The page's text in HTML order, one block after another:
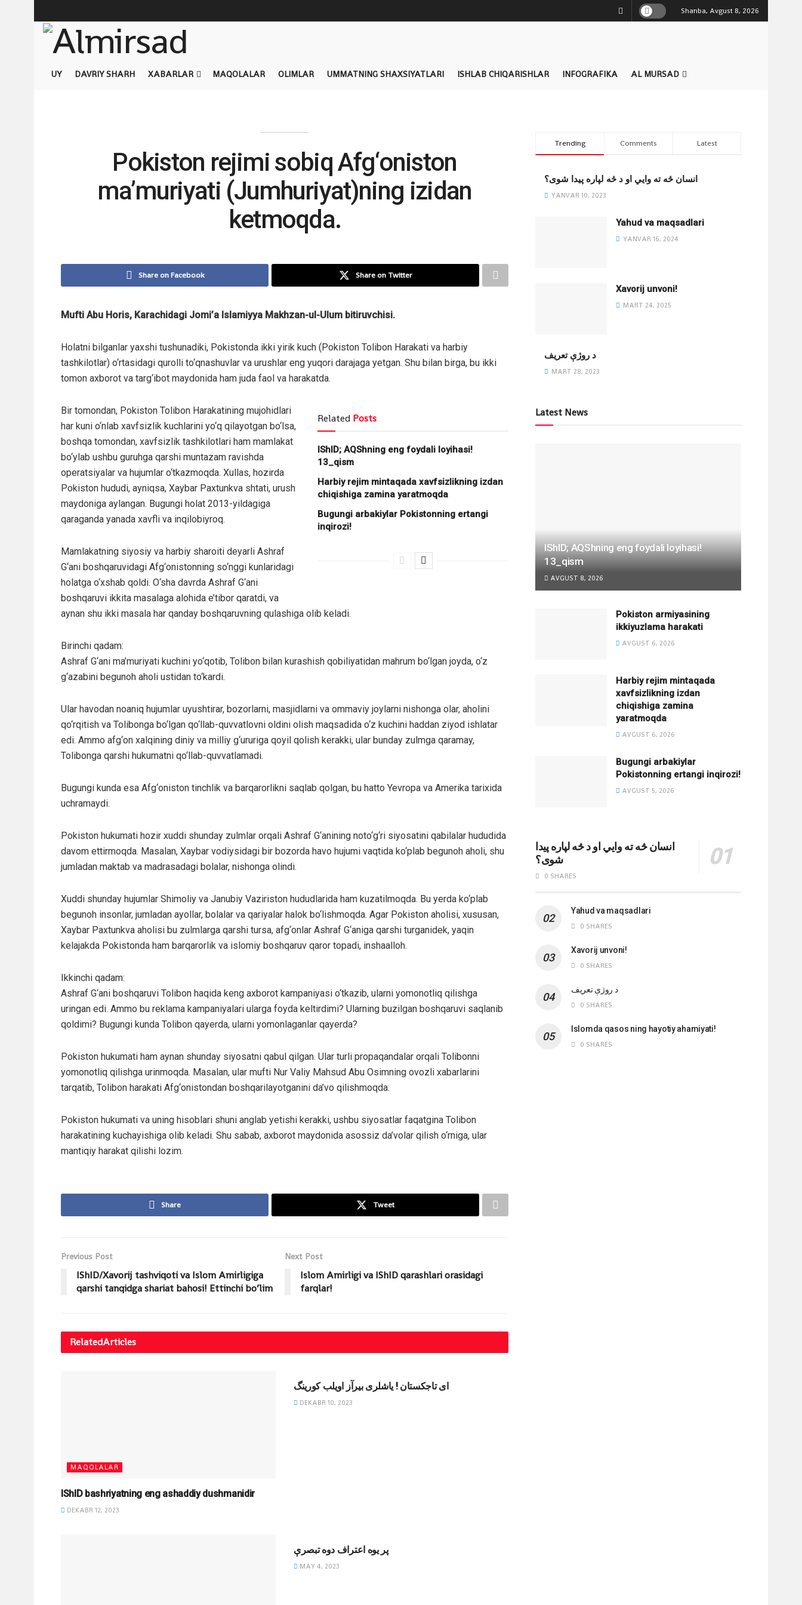
Shanba, Avgust 8, 2026
UY DAVRIY SHARH XABARLAR MAQOLALAR OLIMLAR UMMATNING SHAXSIYATLARI ISHLAB CHIQARISHLAR INFOGRAFIKA AL MURSAD
Pokiston rejimi sobiq Afg‘oniston
ma’muriyati (Jumhuriyat)ning izidan
ketmoqda.
Share on Facebook Share on Twitter
Mufti Abu Horis, Karachidagi Jomi’a Islamiyya Makhzan-ul-Ulum bitiruvchisi.
Holatni bilganlar yaxshi tushunadiki, Pokistonda ikki yirik kuch (Pokiston Tolibon Harakati va harbiy
tashkilotlar) o‘rtasidagi qurolli to‘qnashuvlar va urushlar eng yuqori darajaga yetgan. Shu bilan birga, bu ikki
tomon axborot va targ‘ibot maydonida ham juda faol va harakatda.
Related Posts
IShID; AQShning eng foydali loyihasi!
13_qism
Harbiy rejim mintaqada xavfsizlikning izdan
chiqishiga zamina yaratmoqda
Bugungi arbakiylar Pokistonning ertangi
inqirozi!
Bir tomondan, Pokiston Tolibon Harakatining mujohidlari
har kuni o‘nlab xavfsizlik kuchlarini yo‘q qilayotgan bo‘lsa,
boshqa tomondan, xavfsizlik tashkilotlari ham mamlakat
bo‘ylab ushbu guruhga qarshi muntazam ravishda
operatsiyalar va hujumlar o‘tkazmoqda. Xullas, hozirda
Pokiston hududi, ayniqsa, Xaybar Paxtunkva shtati, urush
maydoniga aylangan. Bugungi holat 2013-yildagiga
qaraganda yanada xavfli va inqilobiyroq.
Mamlakatning siyosiy va harbiy sharoiti deyarli Ashraf
G‘ani boshqaruvidagi Afg‘onistonning so‘nggi kunlaridagi
holatga o‘xshab qoldi. O‘sha davrda Ashraf G‘ani
boshqaruvi ikkita masalaga alohida e’tibor qaratdi, va
aynan shu ikki masala har qanday boshqaruvning qulashiga olib keladi.
Birinchi qadam:
Ashraf G‘ani ma’muriyati kuchini yo‘qotib, Tolibon bilan kurashish qobiliyatidan mahrum bo‘lgan joyda, o‘z
g‘azabini begunoh aholi ustidan to‘kardi.
Ular havodan noaniq hujumlar uyushtirar, bozorlarni, masjidlarni va ommaviy joylarni nishonga olar, aholini
qo‘rqitish va Tolibonga bo‘lgan qo‘llab-quvvatlovni oldini olish maqsadida o‘z kuchini haddan ziyod ishlatar
edi. Ammo afg‘on xalqining diniy va milliy g‘ururiga qoyil qolish kerakki, ular bunday zulmga qaramay,
Tolibonga qarshi hukumatni qo‘llab-quvvatlamadi.
Bugungi kunda esa Afg‘oniston tinchlik va barqarorlikni saqlab qolgan, bu hatto Yevropa va Amerika tarixida
uchramaydi.
Pokiston hukumati hozir xuddi shunday zulmlar orqali Ashraf G‘anining noto‘g‘ri siyosatini qabilalar hududida
davom ettirmoqda. Masalan, Xaybar vodiysidagi bir bozorda havo hujumi vaqtida ko‘plab begunoh aholi, shu
jumladan maktab va madrasadagi bolalar, nishonga olindi.
Xuddi shunday hujumlar Shimoliy va Janubiy Vaziriston hududlarida ham kuzatilmoqda. Bu yerda ko‘plab
begunoh insonlar, jumladan ayollar, bolalar va qariyalar halok bo‘lishmoqda. Agar Pokiston aholisi, xususan,
Xaybar Paxtunkva aholisi bu zulmlarga qarshi tursa, afg‘onlar Ashraf G‘aniga qarshi turganidek, yaqin
kelajakda Pokistonda ham barqarorlik va islomiy boshqaruv qaror topadi, inshaalloh.
Ikkinchi qadam:
Ashraf G‘ani boshqaruvi Tolibon haqida keng axborot kampaniyasi o‘tkazib, ularni yomonotliq qilishga
uringan edi. Ammo bu reklama kampaniyalari ularga foyda keltirdimi? Ularning buzilgan boshqaruvi saqlanib
qoldimi? Bugungi kunda Tolibon qayerda, ularni yomonlaganlar qayerda?
Pokiston hukumati ham aynan shunday siyosatni qabul qilgan. Ular turli propaqandalar orqali Tolibonni
yomonotliq qilishga urinmoqda. Masalan, ular mufti Nur Valiy Mahsud Abu Osimning ovozli xabarlarini
tarqatib, Tolibon harakati Afg‘onistondan boshqarilayotganini da’vo qilishmoqda.
Pokiston hukumati va uning hisoblari shuni anglab yetishi kerakki, ushbu siyosatlar faqatgina Tolibon
harakatining kuchayishiga olib keladi. Shu sabab, axborot maydonida asossiz da’volar qilish o‘rniga, ular
mantiqiy harakat qilishi lozim.
Share Tweet
Previous Post
IShID/Xavorij tashviqoti va Islom Amirligiga
qarshi tanqidga shariat bahosi! Ettinchi bo’lim
Next Post
Islom Amirligi va IShID qarashlari orasidagi
farqlar!
RelatedArticles
MAQOLALAR
IShID bashriyatning eng ashaddiy dushmanidir
DEKABR 12, 2023
ای تاجکستان ! یاشلری بیرآز اویلب کورینگ
DEKABR 10, 2023
پر یوه اعتراف دوه تبصرې
MAY 4, 2023
Trending Comments Latest
انسان څه ته وایي او د څه لپاره پیدا شوی؟
YANVAR 10, 2023
Yahud va maqsadlari
YANVAR 16, 2024
Xavorij unvoni!
MART 24, 2025
‌د روژې تعریف
MART 28, 2023
Latest News
IShID; AQShning eng foydali loyihasi!
13_qism
AVGUST 8, 2026
Pokiston armiyasining
ikkiyuzlama harakati
AVGUST 6, 2026
Harbiy rejim mintaqada
xavfsizlikning izdan
chiqishiga zamina
yaratmoqda
AVGUST 6, 2026
Bugungi arbakiylar
Pokistonning ertangi inqirozi!
AVGUST 5, 2026
انسان څه ته وایي او د څه لپاره پیدا
شوی؟
0 SHARES
Yahud va maqsadlari
0 SHARES
Xavorij unvoni!
0 SHARES
‌د روژې تعریف
0 SHARES
Islomda qasos ning hayotiy ahamiyati!
0 SHARES